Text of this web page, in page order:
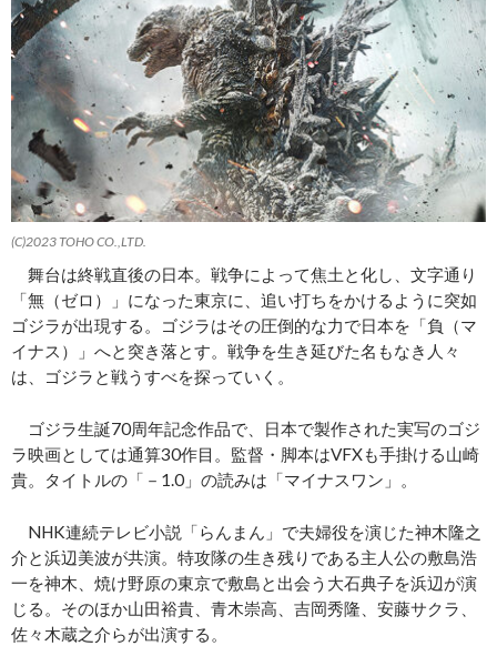
(C)2023 TOHO CO.,LTD.
舞台は終戦直後の日本。戦争によって焦土と化し、文字通り
「無（ゼロ）」になった東京に、追い打ちをかけるように突如
ゴジラが出現する。ゴジラはその圧倒的な力で日本を「負（マ
イナス）」へと突き落とす。戦争を生き延びた名もなき人々
は、ゴジラと戦うすべを探っていく。
ゴジラ生誕70周年記念作品で、日本で製作された実写のゴジ
ラ映画としては通算30作目。監督・脚本はVFXも手掛ける山崎
貴。タイトルの「－1.0」の読みは「マイナスワン」。
NHK連続テレビ小説「らんまん」で夫婦役を演じた神木隆之
介と浜辺美波が共演。特攻隊の生き残りである主人公の敷島浩
一を神木、焼け野原の東京で敷島と出会う大石典子を浜辺が演
じる。そのほか山田裕貴、青木崇高、吉岡秀隆、安藤サクラ、
佐々木蔵之介らが出演する。